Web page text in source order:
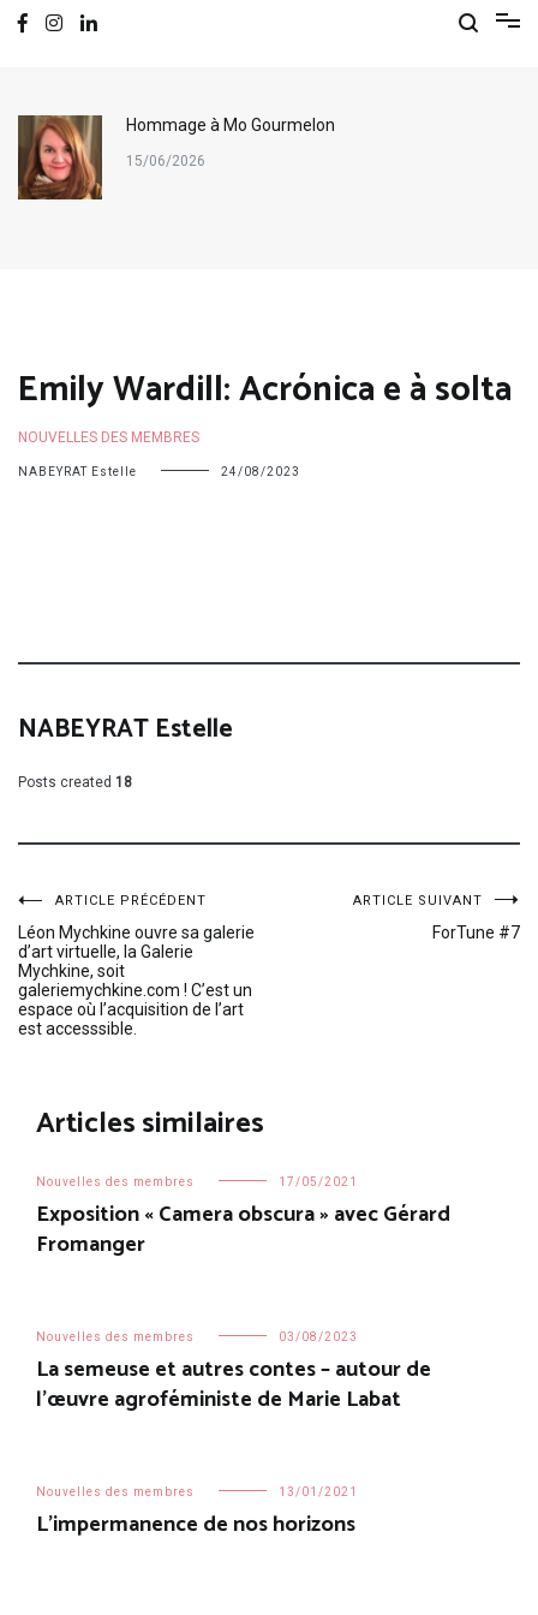
Hommage à Mo Gourmelon
15/06/2026
Emily Wardill: Acrónica e à solta
NOUVELLES DES MEMBRES
NABEYRAT Estelle 24/08/2023
NABEYRAT Estelle
Posts created 18
Navigation
de
l’article
ARTICLE PRÉCÉDENT
Léon Mychkine ouvre sa galerie
d’art virtuelle, la Galerie
Mychkine, soit
galeriemychkine.com ! C’est un
espace où l’acquisition de l’art
est accesssible.
ARTICLE SUIVANT
ForTune #7
Articles similaires
Nouvelles des membres 17/05/2021
Exposition « Camera obscura » avec Gérard
Fromanger
Nouvelles des membres 03/08/2023
La semeuse et autres contes – autour de
l’œuvre agroféministe de Marie Labat
Nouvelles des membres 13/01/2021
L’impermanence de nos horizons